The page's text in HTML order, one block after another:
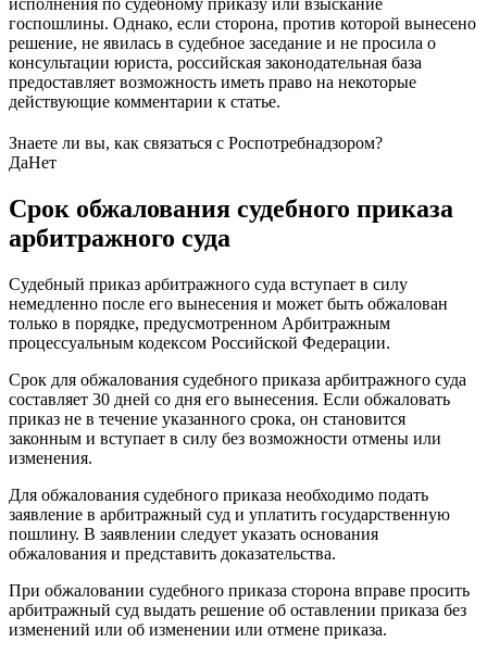
госпошлины. Однако, если сторона, против которой вынесено
решение, не явилась в судебное заседание и не просила о
консультации юриста, российская законодательная база
предоставляет возможность иметь право на некоторые
действующие комментарии к статье.
Знаете ли вы, как связаться с Роспотребнадзором?
ДаНет
Срок обжалования судебного приказа
арбитражного суда
Судебный приказ арбитражного суда вступает в силу
немедленно после его вынесения и может быть обжалован
только в порядке, предусмотренном Арбитражным
процессуальным кодексом Российской Федерации.
Срок для обжалования судебного приказа арбитражного суда
составляет 30 дней со дня его вынесения. Если обжаловать
приказ не в течение указанного срока, он становится
законным и вступает в силу без возможности отмены или
изменения.
Для обжалования судебного приказа необходимо подать
заявление в арбитражный суд и уплатить государственную
пошлину. В заявлении следует указать основания
обжалования и представить доказательства.
При обжаловании судебного приказа сторона вправе просить
арбитражный суд выдать решение об оставлении приказа без
изменений или об изменении или отмене приказа.